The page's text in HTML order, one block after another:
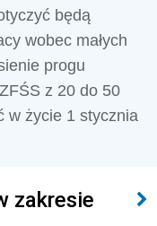
będą
wobec małych
progu
z 20 do 50
w życie 1 stycznia
zakresie